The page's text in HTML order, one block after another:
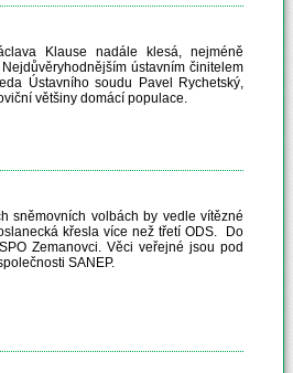
Klause nadále klesá, nejméně
ústavním činitelem
Ústavního soudu Pavel Rychetský,
většiny domácí populace.
sněmovních volbách by vedle vítězné
křesla více než třetí ODS. Do
Zemanovci. Věci veřejné jsou pod
SANEP.